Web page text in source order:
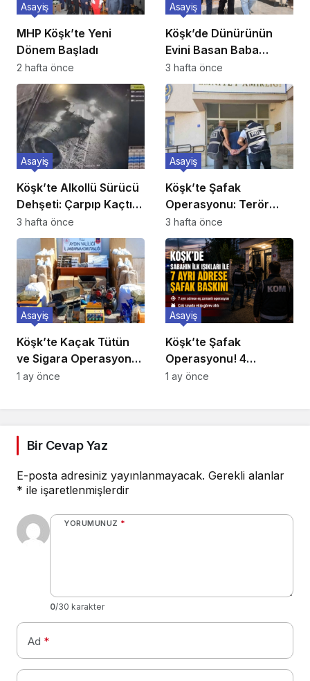
MHP Köşk’te Yeni
Dönem Başladı
Asayiş
2 hafta önce
Köşk’de Dünürünün
Evini Basan Baba
Tutuklandı
Asayiş
3 hafta önce
Köşk’te Alkollü Sürücü
Dehşeti: Çarpıp Kaçtı,
Ehliyetine El Konuldu
Asayiş
3 hafta önce
Köşk’te Şafak
Operasyonu: Terör
Propagandacısı 5
Suriyeli Yakalandı
Asayiş
3 hafta önce
Köşk’te Kaçak Tütün
ve Sigara Operasyonu:
Binlerce Makaron ile
Asayiş
1 ay önce
Köşk’te Şafak
Operasyonu! 4
Mahallede 7 Adrese Eş
Asayiş
1 ay önce
Bir Cevap Yaz
E-posta adresiniz yayınlanmayacak. Gerekli alanlar
* ile işaretlenmişlerdir
YORUMUNUZ *
0/30 karakter
Ad *